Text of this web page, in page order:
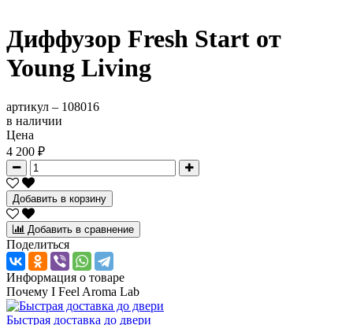
Диффузор Fresh Start от
Young Living
артикул – 108016
в наличии
Цена
4 200 ₽
Добавить в корзину
Добавить в сравнение
Поделиться
Информация о товаре
Почему I Feel Aroma Lab
Быстрая доставка до двери